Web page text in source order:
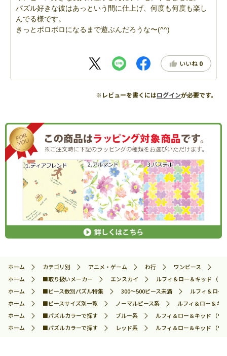
パズル好きな彼はあっという間に仕上げ、何度も何度も楽し
んでる様です。
きっとボロボロになるまで遊ぶんだろうな〜(^^)
いいね 0
※レビューを書くにはログインが必要です。
ホーム カテゴリ別 アニメ・ゲーム わ行 ワンピース
ホーム
■取り扱いメーカー エンスカイ
ルフィ＆ロー＆キッド （
ホーム
■ピース数別パズル特集 300～500ピース未満
ルフィ＆ロ
ホーム
■ピースサイズ別一覧 ノーマルピース系
ルフィ＆ロー＆キ
ホーム
■パズルカラーで探す ブルー系
ルフィ＆ロー＆キッド （
ホーム
■パズルカラーで探す レッド系 ルフィ＆ロー＆キッド （